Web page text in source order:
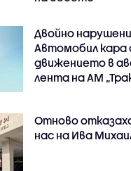
Двойно
Автомобил кара
движението в
лента на АМ
Отново
нас на Ива